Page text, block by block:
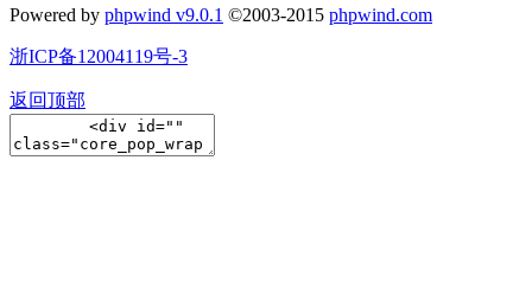
Powered by phpwind v9.0.1 ©2003-2015 phpwind.com
浙ICP备12004119号-3
返回顶部